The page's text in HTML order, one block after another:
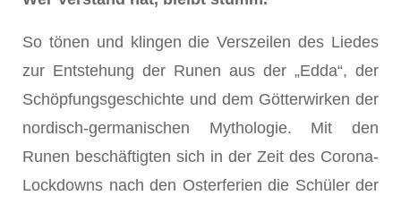
So tönen und klingen die Verszeilen des Liedes
zur Entstehung der Runen aus der „Edda“, der
Schöpfungsgeschichte und dem Götterwirken der
nordisch-germanischen Mythologie. Mit den
Runen beschäftigten sich in der Zeit des Corona-
Lockdowns nach den Osterferien die Schüler der